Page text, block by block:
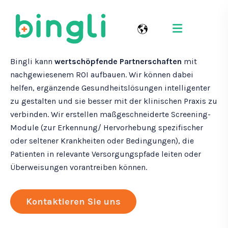
Life-Science-Industrie
Bingli kann wertschöpfende Partnerschaften mit
nachgewiesenem ROI aufbauen. Wir können dabei
helfen, ergänzende Gesundheitslösungen intelligenter
zu gestalten und sie besser mit der klinischen Praxis zu
verbinden. Wir erstellen maßgeschneiderte Screening-
Module (zur Erkennung/ Hervorhebung spezifischer
oder seltener Krankheiten oder Bedingungen), die
Patienten in relevante Versorgungspfade leiten oder
Überweisungen vorantreiben können.
Kontaktieren Sie uns
l